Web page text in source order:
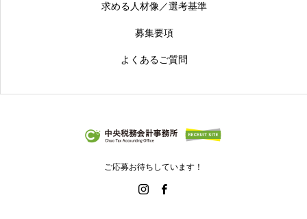
求める人材像／選考基準
募集要項
よくあるご質問
ご応募お待ちしています！